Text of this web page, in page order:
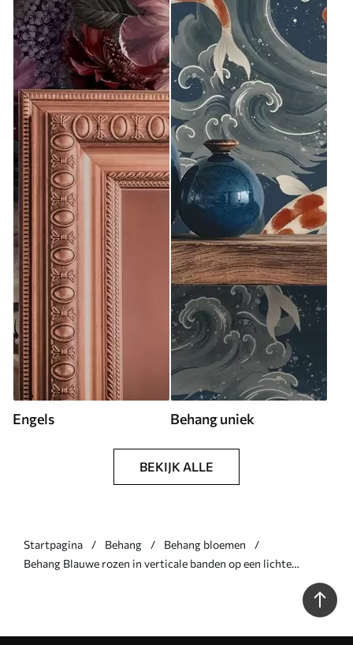
Engels Behang uniek
BEKIJK ALLE
Startpagina Behang
Behang bloemen
Behang Blauwe rozen in verticale banden op een lichte